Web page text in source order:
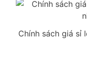
Chính sách giá sỉ